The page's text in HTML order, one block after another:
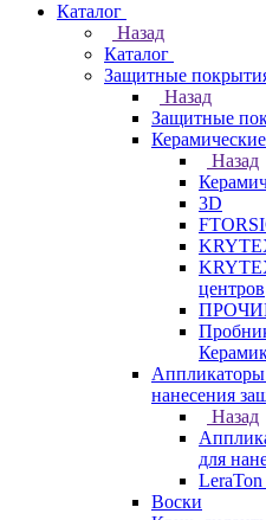
Каталог
Назад
Каталог
Защитные
Назад
Защитные
Керамические
Назад
3D
центров
ПРОЧИЕ
Аппликаторы
нанесения
Назад
для
Воски